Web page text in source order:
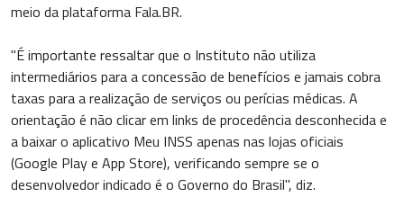
meio da plataforma Fala.BR.
"É importante ressaltar que o Instituto não utiliza
intermediários para a concessão de benefícios e jamais cobra
taxas para a realização de serviços ou perícias médicas. A
orientação é não clicar em links de procedência desconhecida e
a baixar o aplicativo Meu INSS apenas nas lojas oficiais
(Google Play e App Store), verificando sempre se o
desenvolvedor indicado é o Governo do Brasil", diz.